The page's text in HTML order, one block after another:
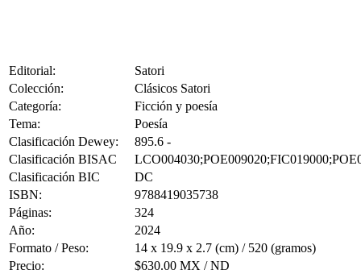
Editorial:
Satori
Colección:
Clásicos Satori
Categoría:
Ficción y poesía
Tema:
Poesía
Clasificación Dewey:
895.6 -
Clasificación BISAC
Clasificación BIC
DC
ISBN:
9788419035738
Páginas:
324
Año:
2024
Formato / Peso:
14 x 19.9 x 2.7 (cm) / 520 (gramos)
Precio:
$630.00 MX / ND